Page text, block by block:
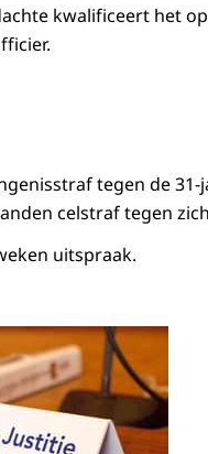
kwalificeert het
tegen de
celstraf tegen
uitspraak.